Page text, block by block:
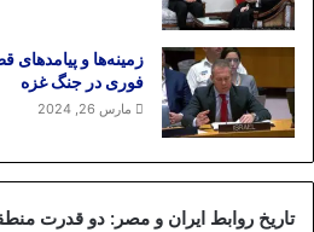
زمینه‌ها و
فوری در جنگ غزه
مارس 26, 2024
تاریخ روابط ایران و مصر: دو قدرت